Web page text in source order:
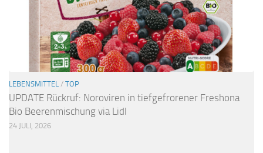
LEBENSMITTEL / TOP
UPDATE Rückruf: Noroviren in tiefgefrorener Freshona
Bio Beerenmischung via Lidl
24 JULI, 2026